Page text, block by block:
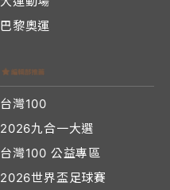
巴黎奧運
台灣100
2026九合一大選
台灣100 公益專區
2026世界盃足球賽